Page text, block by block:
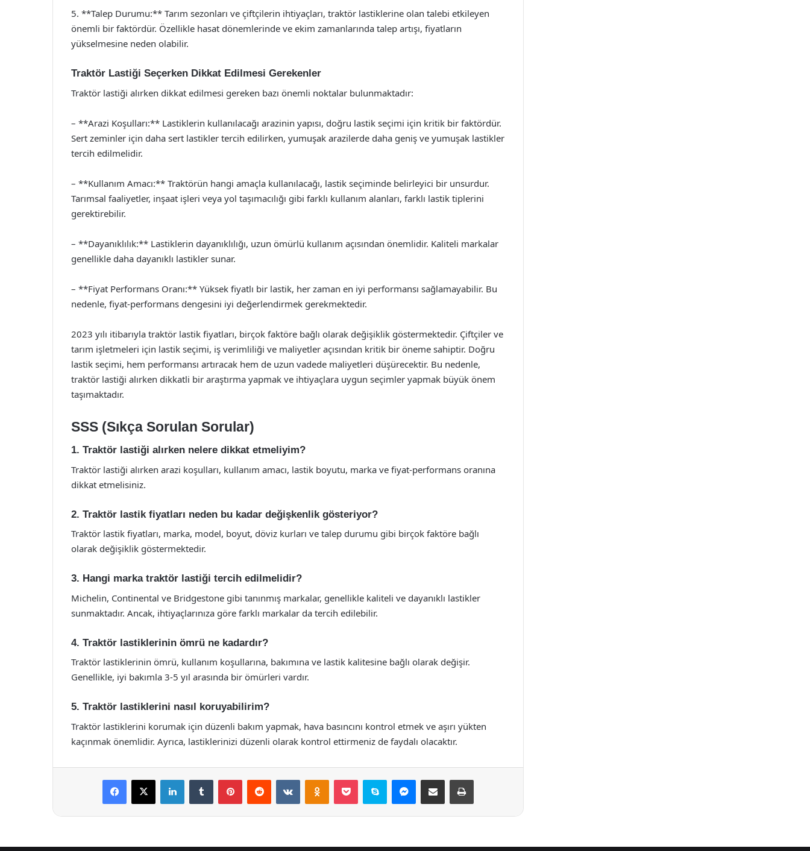
5. **Talep Durumu:** Tarım sezonları ve çiftçilerin ihtiyaçları, traktör lastiklerine olan talebi etkileyen
önemli bir faktördür. Özellikle hasat dönemlerinde ve ekim zamanlarında talep artışı, fiyatların
yükselmesine neden olabilir.
Traktör Lastiği Seçerken Dikkat Edilmesi Gerekenler
Traktör lastiği alırken dikkat edilmesi gereken bazı önemli noktalar bulunmaktadır:
– **Arazi Koşulları:** Lastiklerin kullanılacağı arazinin yapısı, doğru lastik seçimi için kritik bir faktördür.
Sert zeminler için daha sert lastikler tercih edilirken, yumuşak arazilerde daha geniş ve yumuşak lastikler
tercih edilmelidir.
– **Kullanım Amacı:** Traktörün hangi amaçla kullanılacağı, lastik seçiminde belirleyici bir unsurdur.
Tarımsal faaliyetler, inşaat işleri veya yol taşımacılığı gibi farklı kullanım alanları, farklı lastik tiplerini
gerektirebilir.
– **Dayanıklılık:** Lastiklerin dayanıklılığı, uzun ömürlü kullanım açısından önemlidir. Kaliteli markalar
genellikle daha dayanıklı lastikler sunar.
– **Fiyat Performans Oranı:** Yüksek fiyatlı bir lastik, her zaman en iyi performansı sağlamayabilir. Bu
nedenle, fiyat-performans dengesini iyi değerlendirmek gerekmektedir.
2023 yılı itibarıyla traktör lastik fiyatları, birçok faktöre bağlı olarak değişiklik göstermektedir. Çiftçiler ve
tarım işletmeleri için lastik seçimi, iş verimliliği ve maliyetler açısından kritik bir öneme sahiptir. Doğru
lastik seçimi, hem performansı artıracak hem de uzun vadede maliyetleri düşürecektir. Bu nedenle,
traktör lastiği alırken dikkatli bir araştırma yapmak ve ihtiyaçlara uygun seçimler yapmak büyük önem
taşımaktadır.
SSS (Sıkça Sorulan Sorular)
1. Traktör lastiği alırken nelere dikkat etmeliyim?
Traktör lastiği alırken arazi koşulları, kullanım amacı, lastik boyutu, marka ve fiyat-performans oranına
dikkat etmelisiniz.
2. Traktör lastik fiyatları neden bu kadar değişkenlik gösteriyor?
Traktör lastik fiyatları, marka, model, boyut, döviz kurları ve talep durumu gibi birçok faktöre bağlı
olarak değişiklik göstermektedir.
3. Hangi marka traktör lastiği tercih edilmelidir?
Michelin, Continental ve Bridgestone gibi tanınmış markalar, genellikle kaliteli ve dayanıklı lastikler
sunmaktadır. Ancak, ihtiyaçlarınıza göre farklı markalar da tercih edilebilir.
4. Traktör lastiklerinin ömrü ne kadardır?
Traktör lastiklerinin ömrü, kullanım koşullarına, bakımına ve lastik kalitesine bağlı olarak değişir.
Genellikle, iyi bakımla 3-5 yıl arasında bir ömürleri vardır.
5. Traktör lastiklerini nasıl koruyabilirim?
Traktör lastiklerini korumak için düzenli bakım yapmak, hava basıncını kontrol etmek ve aşırı yükten
kaçınmak önemlidir. Ayrıca, lastiklerinizi düzenli olarak kontrol ettirmeniz de faydalı olacaktır.
Facebook
X LinkedInTumblr PinterestReddit VKontakteOdnoklassniki
Pocket Skype Messenger
E-Posta ile paylaş Yazdır